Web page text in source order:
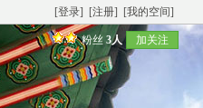
[登录] [注册] [我的空间]
粉丝 3人 加关注